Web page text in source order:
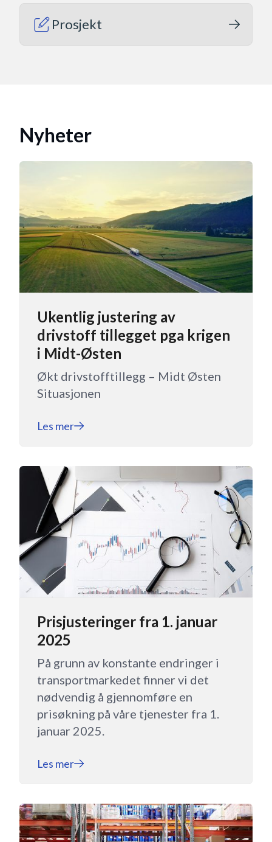
Prosjekt
Nyheter
Ukentlig justering av
drivstoff tillegget pga krigen
i Midt-Østen
Økt drivstofftillegg – Midt Østen
Situasjonen
Les mer
Prisjusteringer fra 1. januar
2025
På grunn av konstante endringer i
transportmarkedet finner vi det
nødvendig å gjennomføre en
prisøkning på våre tjenester fra 1.
januar 2025.
Les mer